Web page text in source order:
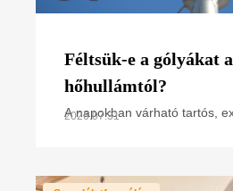
Féltsük-e a gólyákat a
hőhullámtól?
A napokban várható tartós,
2026.07.31